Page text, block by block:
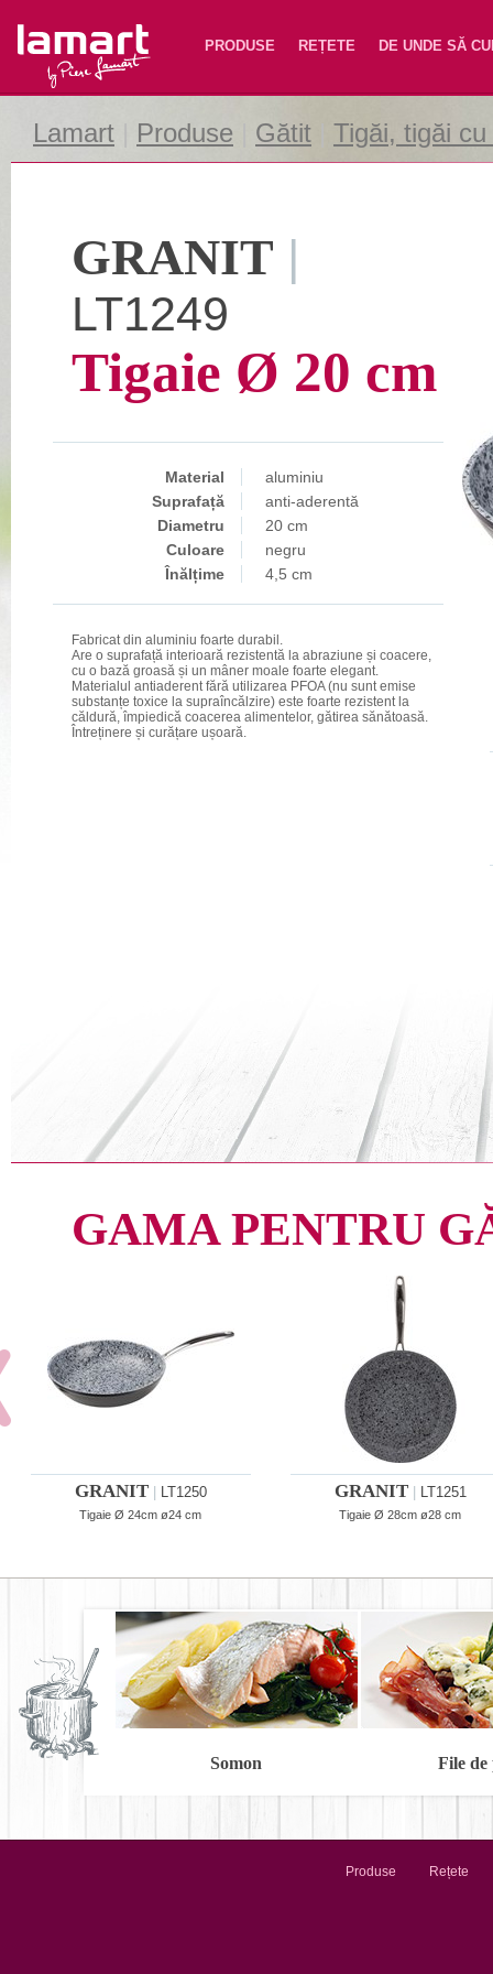
Lamart PRODUSE REȚETE DE UNDE SĂ
Lamart Produse Gătit Tigăi, tigăi
GRANIT |
LT1249
Tigaie Ø 20 cm
Material
aluminiu
Suprafață
anti-aderentă
Diametru
20 cm
Culoare
negru
Înălțime
4,5 cm
Fabricat din aluminiu foarte durabil.
Are o suprafață interioară rezistentă la abraziune și coacere,
cu o bază groasă și un mâner moale foarte elegant.
Materialul antiaderent fără utilizarea PFOA (nu sunt emise
substanțe toxice la supraîncălzire) este foarte rezistent la
căldură, împiedică coacerea alimentelor, gătirea sănătoasă.
Întreținere și curățare ușoară.
GAMA PENTRU
GRANIT LT1250
Tigaie Ø 24cm ø24 cm
GRANIT LT1251
Tigaie Ø 28cm ø28 cm
Somon File de
Produse Rețete